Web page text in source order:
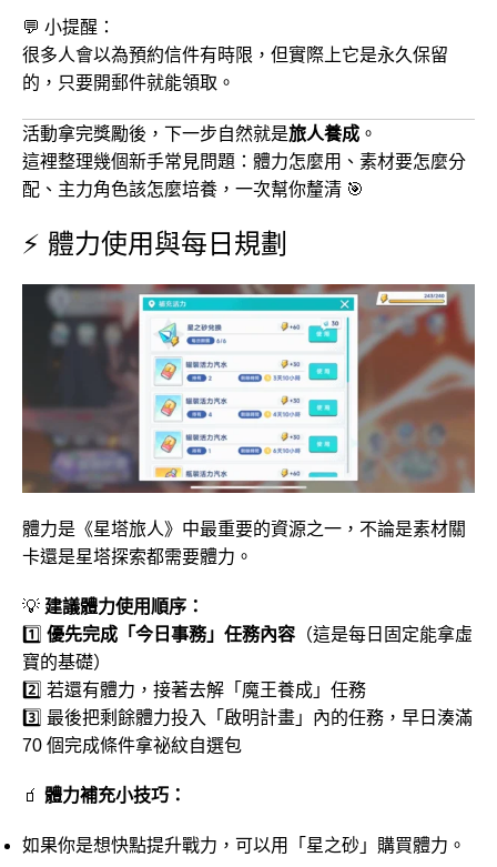
💬 小提醒：
很多人會以為預約信件有時限，但實際上它是永久保留
的，只要開郵件就能領取。
活動拿完獎勵後，下一步自然就是旅人養成 。
這裡整理幾個新手常見問題：體力怎麼用、素材要怎麼分
配、主力角色該怎麼培養，一次幫你釐清 🎯
⚡ 體力使用與每日規劃
體力是《星塔旅人》中最重要的資源之一，不論是素材關
卡還是星塔探索都需要體力。
💡 建議體力使用順序：
1️⃣ 優先完成「今日事務」任務內容 （這是每日固定能拿虛
寶的基礎）
2️⃣ 若還有體力，接著去解「魔王養成」任務
3️⃣ 最後把剩餘體力投入「啟明計畫」內的任務，早日湊滿
70 個完成條件拿祕紋自選包
🧃 體力補充小技巧：
如果你是想快點提升戰力，可以用「星之砂」購買體力。